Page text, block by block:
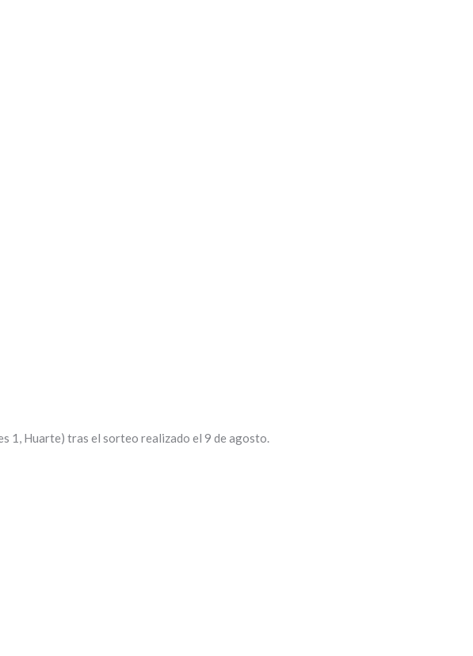
1, Huarte) tras el sorteo realizado el 9 de agosto.